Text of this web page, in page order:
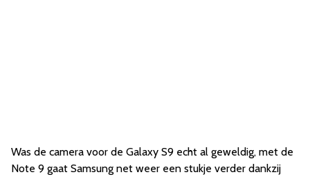
Was de camera voor de Galaxy S9 echt al geweldig, met de
Note 9 gaat Samsung net weer een stukje verder dankzij